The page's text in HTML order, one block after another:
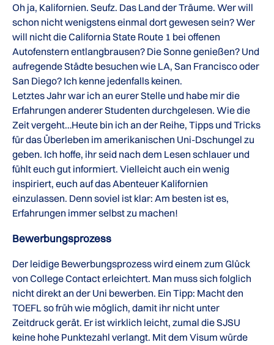
Oh ja, Kalifornien. Seufz. Das Land der Träume. Wer will
schon nicht wenigstens einmal dort gewesen sein? Wer
will nicht die California State Route 1 bei offenen
Autofenstern entlangbrausen? Die Sonne genießen? Und
aufregende Städte besuchen wie LA, San Francisco oder
San Diego? Ich kenne jedenfalls keinen.
Letztes Jahr war ich an eurer Stelle und habe mir die
Erfahrungen anderer Studenten durchgelesen. Wie die
Zeit vergeht…Heute bin ich an der Reihe, Tipps und Tricks
für das Überleben im amerikanischen Uni-Dschungel zu
geben. Ich hoffe, ihr seid nach dem Lesen schlauer und
fühlt euch gut informiert. Vielleicht auch ein wenig
inspiriert, euch auf das Abenteuer Kalifornien
einzulassen. Denn soviel ist klar: Am besten ist es,
Erfahrungen immer selbst zu machen!
Bewerbungsprozess
Der leidige Bewerbungsprozess wird einem zum Glück
von College Contact erleichtert. Man muss sich folglich
nicht direkt an der Uni bewerben. Ein Tipp: Macht den
TOEFL so früh wie möglich, damit ihr nicht unter
Zeitdruck gerät. Er ist wirklich leicht, zumal die SJSU
keine hohe Punktezahl verlangt. Mit dem Visum würde